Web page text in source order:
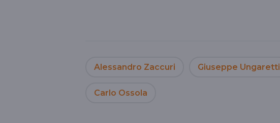
Alessandro Zaccuri Giuseppe Ungaretti
Carlo Ossola